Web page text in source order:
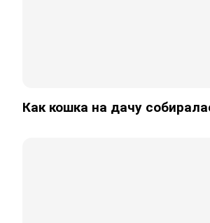
Как кошка на дачу